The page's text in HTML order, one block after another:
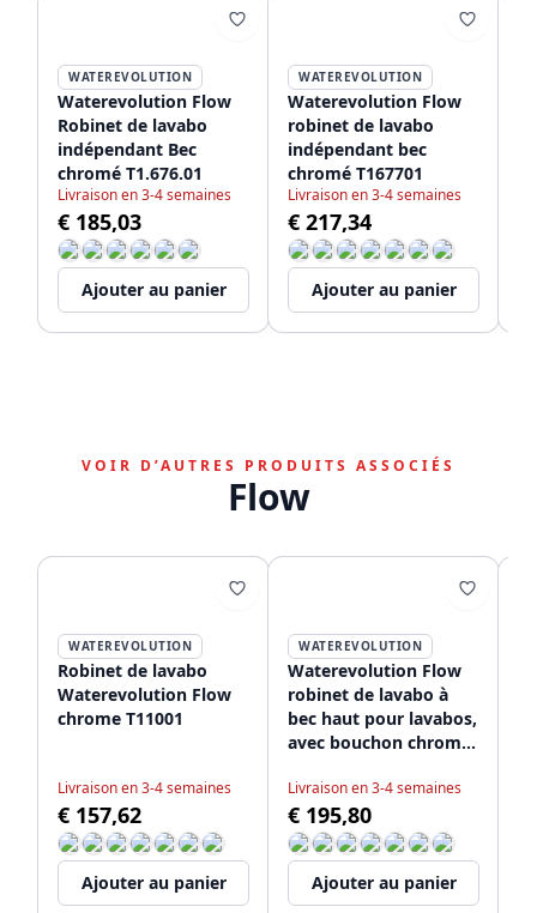
WATEREVOLUTION
Waterevolution Flow
Robinet de lavabo
indépendant Bec
chromé T1.676.01
Livraison en 3-4 semaines
€ 185,03
Ajouter au panier
WATEREVOLUTION
Waterevolution Flow
robinet de lavabo
indépendant bec
chromé T167701
Livraison en 3-4 semaines
€ 217,34
Ajouter au panier
VOIR D’AUTRES PRODUITS ASSOCIÉS
Flow
WATEREVOLUTION
Robinet de lavabo
Waterevolution Flow
chrome T11001
Livraison en 3-4 semaines
€ 157,62
Ajouter au panier
WATEREVOLUTION
Waterevolution Flow
robinet de lavabo à
bec haut pour lavabos,
avec bouchon chromé
Livraison en 3-4 semaines
€ 195,80
Ajouter au panier